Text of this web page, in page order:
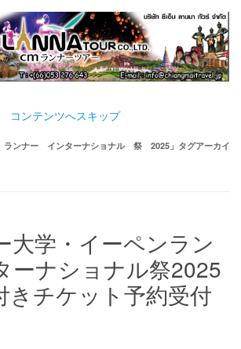
コンテンツへスキップ
ランナー インターナショナル 祭 2025 」タグアーカイ
大学・イーペンラン
ーナショナル祭2025
きチケット予約受付